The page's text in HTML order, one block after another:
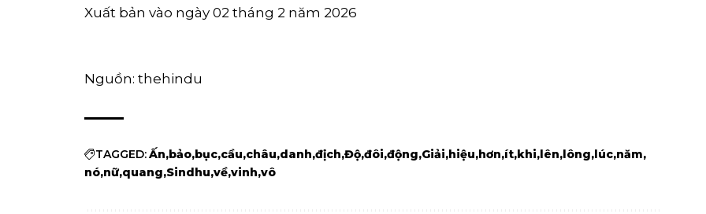
Xuất bản vào ngày 02 tháng 2 năm 2026
Nguồn: thehindu
TAGGED:Ấn bảo bục cầu châu danh địch Độ đôi động Giải hiệu hơn ít khi lên lông lúc năm
nó nữ quang Sindhu về vinh vô